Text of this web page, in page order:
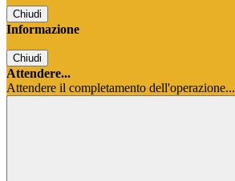
Chiudi
Informazione
Chiudi
Attendere...
Attendere il completamento dell'operazione...